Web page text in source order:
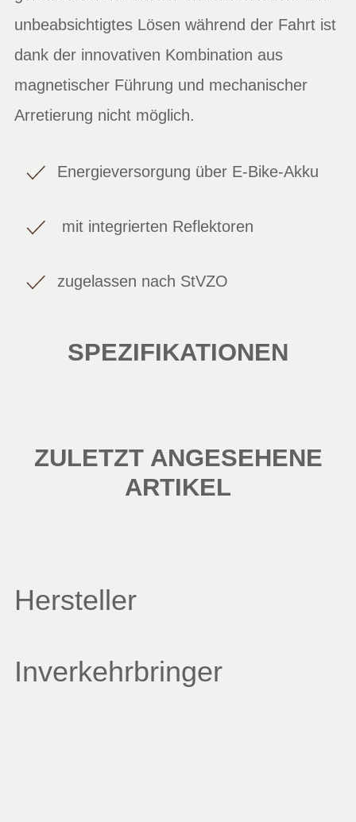
unbeabsichtigtes Lösen während der Fahrt ist
dank der innovativen Kombination aus
magnetischer Führung und mechanischer
Arretierung nicht möglich.
Energieversorgung über E-Bike-Akku
mit integrierten Reflektoren
zugelassen nach StVZO
SPEZIFIKATIONEN
ZULETZT ANGESEHENE
ARTIKEL
Hersteller
Inverkehrbringer